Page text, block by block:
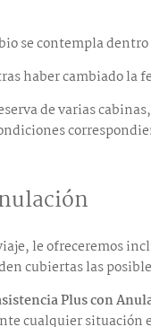
se contempla
haber cambiado
de varias
le ofreceremos
cubiertas las
Plus con
cualquier